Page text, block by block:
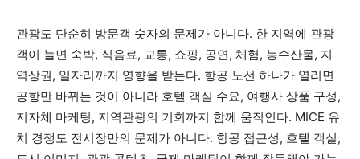
관광도 단순히 방문객 숫자의 문제가 아니다. 한 지역에 관광
객이 늘면 숙박, 식음료, 교통, 쇼핑, 공연, 체험, 농수산물, 지
역상권, 일자리까지 영향을 받는다. 항공 노선 하나가 열리면
공항만 바뀌는 것이 아니라 호텔 객실 수요, 여행사 상품 구성,
지자체 마케팅, 지역관광의 기회까지 함께 움직인다. MICE 유
치 경쟁도 전시장만의 문제가 아니다. 항공 접근성, 호텔 객실,